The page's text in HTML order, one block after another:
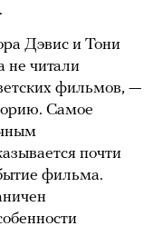
Дэвис и Тони
читали
фильмов, —
Самое
почти
фильма.